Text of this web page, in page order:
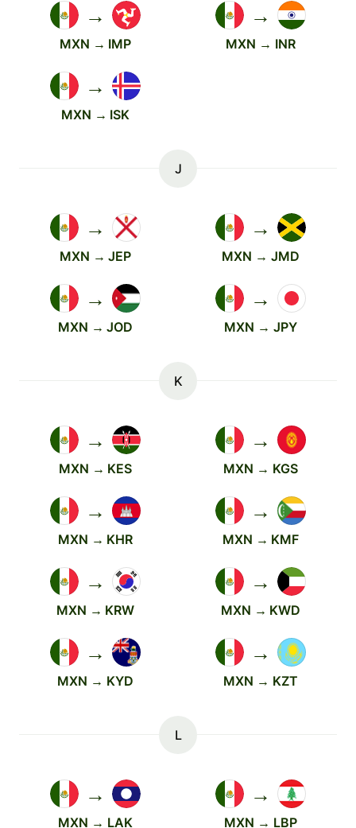
→
MXN → IMP
→
MXN → INR
→
MXN → ISK
J
→
MXN → JEP
→
MXN → JMD
→
MXN → JOD
→
MXN → JPY
K
→
MXN → KES
→
MXN → KGS
→
MXN → KHR
→
MXN → KMF
→
MXN → KRW
→
MXN → KWD
→
MXN → KYD
→
MXN → KZT
L
→
MXN → LAK
→
MXN → LBP